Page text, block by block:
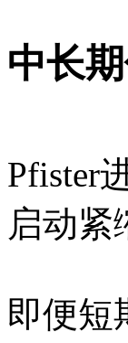
中长
Pfister
启动紧
即便短